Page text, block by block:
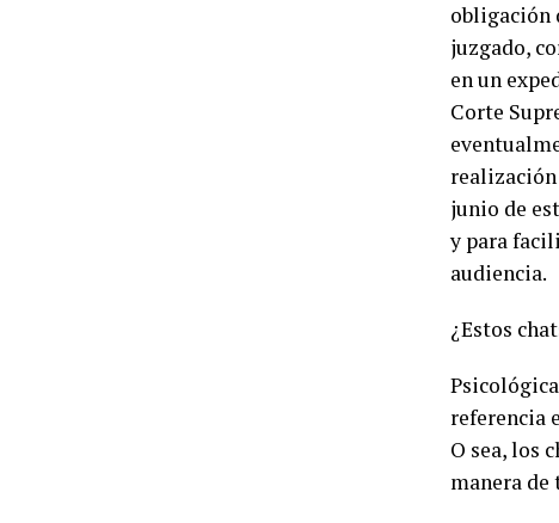
obligación
juzgado,
en un
Corte
realización
junio de
y para
audiencia.
¿Estos
referencia
O sea, los
manera de